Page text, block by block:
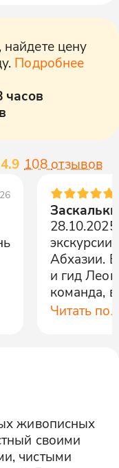
, найдете цену
Подробнее
часов
4.9 108 отзывов
Абхазии.
и гид
команда,
по
Читать
живописных
своими
чистыми